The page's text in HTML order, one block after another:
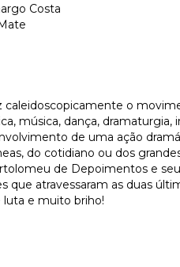
Costa
o
música, dança,
de uma ação
do cotidiano ou dos
de Depoimentos e
que atravessaram as duas
e muito briho!